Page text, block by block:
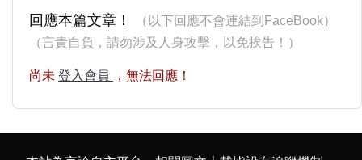
回應本篇文章！
（以下回應不會連結到FaceBook）
（言責自負，請勿涉及人身攻擊，以免挨告！）
尚未 登入會員 ，無法回應！